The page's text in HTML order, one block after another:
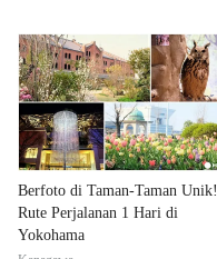
Berfoto di Taman-Taman Unik!
Rute Perjalanan 1 Hari di
Yokohama